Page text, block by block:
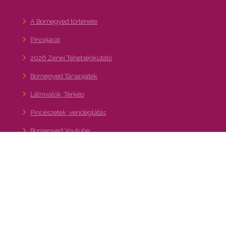
A Bornegyed története
Pincejárat
2026 Zenei Tehetségkutató
Bornegyed Társasjáték
Látnivalók, Térkép
Pincészetek, vendéglátás
Bornegyed Youtube